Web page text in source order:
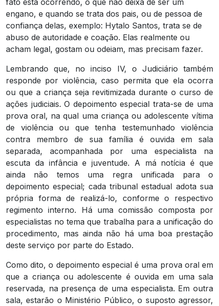
engano, e quando se trata dos pais, ou de pessoa de
confiança delas, exemplo: Hytalo Santos, trata se de
abuso de autoridade e coação. Elas realmente ou
acham legal, gostam ou odeiam, mas precisam fazer.
Lembrando que, no inciso IV, o Judiciário também
responde por violência, caso permita que ela ocorra
ou que a criança seja revitimizada durante o curso de
ações judiciais. O depoimento especial trata-se de uma
prova oral, na qual uma criança ou adolescente vítima
de violência ou que tenha testemunhado violência
contra membro de sua família é ouvida em sala
separada, acompanhada por uma especialista na
escuta da infância e juventude. A má notícia é que
ainda não temos uma regra unificada para o
depoimento especial; cada tribunal estadual adota sua
própria forma de realizá-lo, conforme o respectivo
regimento interno. Há uma comissão composta por
especialistas no tema que trabalha para a unificação do
procedimento, mas ainda não há uma boa prestação
deste serviço por parte do Estado.
Como dito, o depoimento especial é uma prova oral em
que a criança ou adolescente é ouvida em uma sala
reservada, na presença de uma especialista. Em outra
sala, estarão o Ministério Público, o suposto agressor,